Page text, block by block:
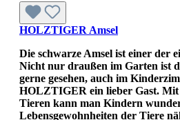
HOLZTIGER Amsel
Die schwarze Amsel ist einer der
Nicht nur draußen im Garten ist
gerne gesehen, auch im
HOLZTIGER ein lieber Gast.
Tieren kann man Kindern
Lebensgewohnheiten der Tiere